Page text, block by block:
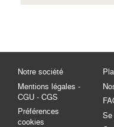
Notre société
Mentions légales -
CGU - CGS
Préférences
cookies
Se